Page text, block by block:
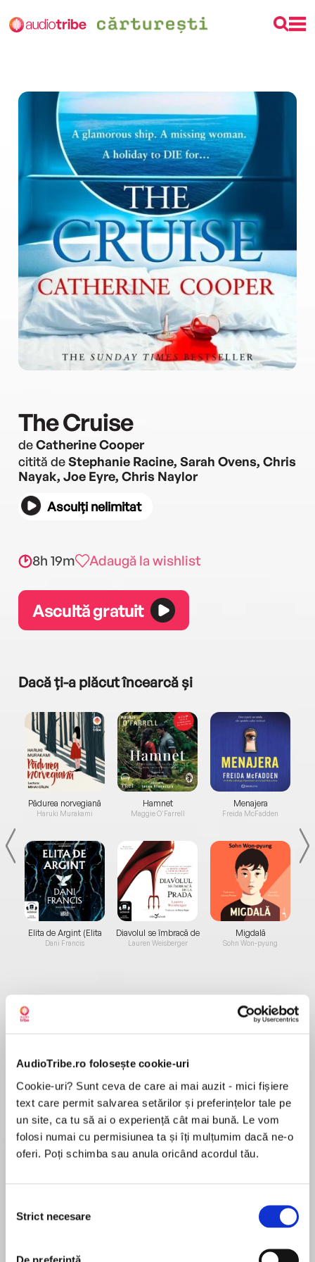
AudioTribe.ro folosește cookie-uri
Cookie-uri? Sunt ceva de care ai mai auzit - mici fișiere
text care permit salvarea setărilor și preferințelor tale pe
un site, ca tu să ai o experiență cât mai bună. Le vom
folosi numai cu permisiunea ta și îți mulțumim dacă ne-o
oferi. Poți schimba sau anula oricând acordul tău.
consimțământului
Strict necesare
De preferință
The Cruise
deCatherine Cooper
citită deStephanie Racine, Sarah Ovens, Chris
Nayak, Joe Eyre, Chris Naylor
Asculți nelimitat
8h 19m Adaugă la wishlist
Ascultă gratuit
Dacă ți-a plăcut încearcă și
Pădurea norvegiană
Haruki Murakami
Elita de Argint (Elita
de...
Dani Francis
Hamnet
Maggie O'Farrell
Diavolul se îmbracă de
la...
Lauren Weisberger
Menajera
Freida McFadden
Migdală
Sohn Won-pyung
Despre
bestseller!
Praise for Catherine Cooper
‘Intense and claustrophobic’ HEAT
MAI MULT
În acest moment nu există recenzii
Catherine Cooper is a journalist specializing in